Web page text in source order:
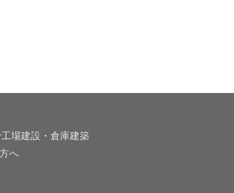
場建設・倉庫建築
へ